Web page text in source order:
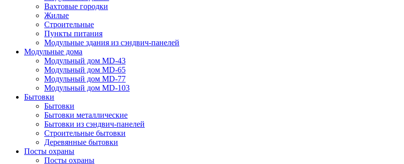
Вахтовые городки
Жилые
Строительные
Пункты питания
Модульные здания из сэндвич-панелей
Модульные дома
Модульный дом MD-43
Модульный дом MD-65
Модульный дом MD-77
Модульный дом MD-103
Бытовки
Бытовки
Бытовки металлические
Бытовки из сэндвич-панелей
Строительные бытовки
Деревянные бытовки
Посты охраны
Посты охраны